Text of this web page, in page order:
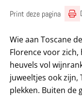
Print deze pagina
Wie aan Toscane
Florence voor zich,
heuvels vol
juweeltjes ook zijn,
plekken. Buiten de